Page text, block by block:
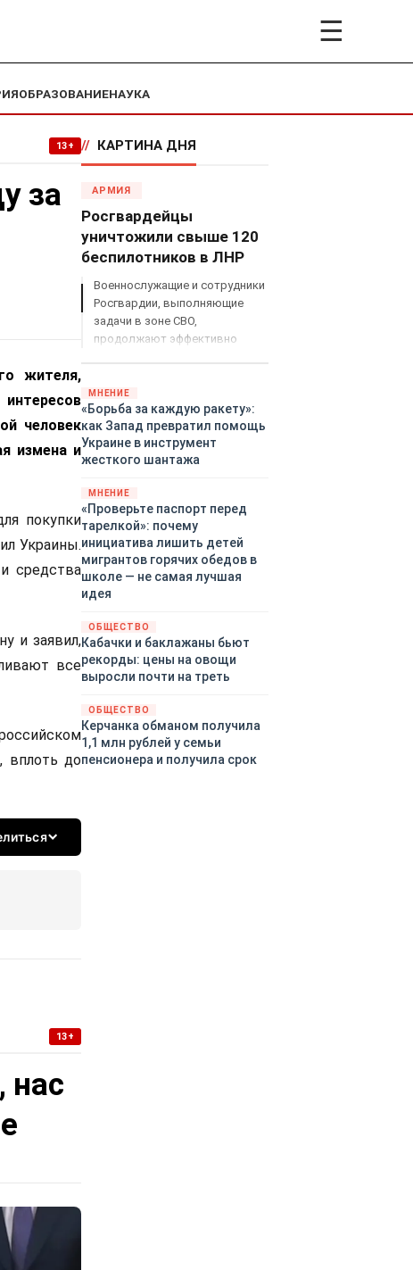
☰
ОБРАЗОВАНИЕНАУКА
13+
за
жителя,
человек
измена и
покупки
Украины.
средства
и заявил,
все
вплоть до
13+
нас
// КАРТИНА ДНЯ
АРМИЯ
Росгвардейцы
уничтожили свыше 120
беспилотников в ЛНР
Военнослужащие и сотрудники
Росгвардии, выполняющие
задачи в зоне СВО,
продолжают эффективно
МНЕНИЕ
«Борьба за каждую ракету»:
как Запад превратил помощь
Украине в инструмент
жесткого шантажа
МНЕНИЕ
«Проверьте паспорт перед
тарелкой»: почему
инициатива лишить детей
мигрантов горячих обедов в
школе — не самая лучшая
идея
ОБЩЕСТВО
Кабачки и баклажаны бьют
рекорды: цены на овощи
выросли почти на треть
ОБЩЕСТВО
Керчанка обманом получила
1,1 млн рублей у семьи
пенсионера и получила срок